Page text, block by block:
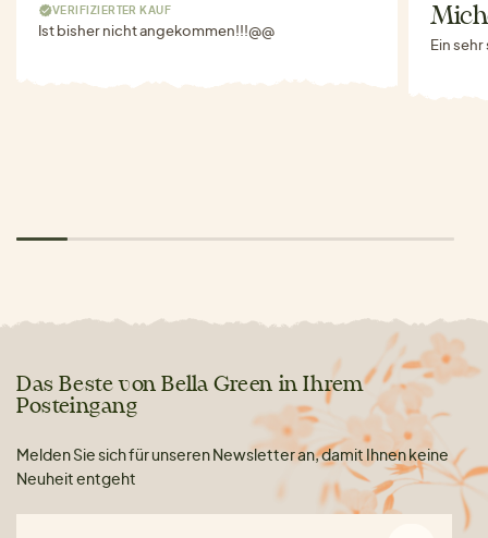
VERIFIZIERTER KAUF
Ist bisher nicht angekommen!!!@@
Ein
Das Beste von Bella Green in Ihrem
Posteingang
Melden Sie sich für unseren Newsletter an, damit Ihnen keine
Neuheit entgeht